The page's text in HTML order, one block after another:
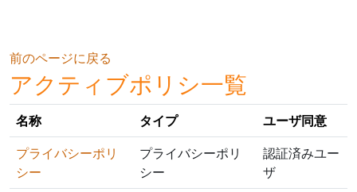
前のページに戻る
アクティブポリシ一覧
名称 タイプ
ユーザ同意
プライバシーポリ
シー
プライバシーポリ
シー
認証済みユー
ザ